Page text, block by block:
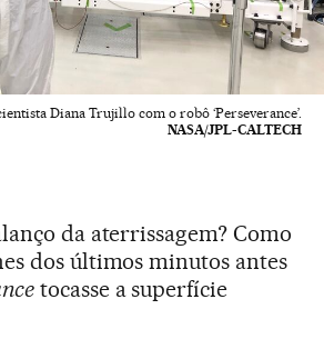
Diana Trujillo com o robô ‘Perseverance’.
NASA/JPL-CALTECH
da aterrissagem? Como
dos últimos minutos antes
tocasse a superfície